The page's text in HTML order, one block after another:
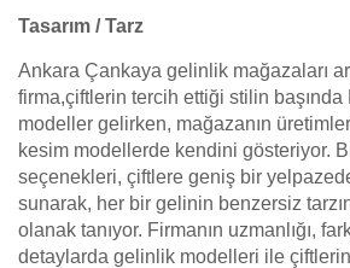
Tasarım / Tarz
Ankara Çankaya gelinlik mağazaları
firma,çiftlerin tercih ettiği stilin
modeller gelirken, mağazanın
kesim modellerde kendini gösteriyor.
seçenekleri, çiftlere geniş bir
sunarak, her bir gelinin benzersiz
olanak tanıyor. Firmanın uzmanlığı,
detaylarda gelinlik modelleri ile